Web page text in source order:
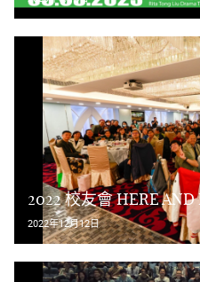
2022 校友會 HERE AND
2022年12月12日